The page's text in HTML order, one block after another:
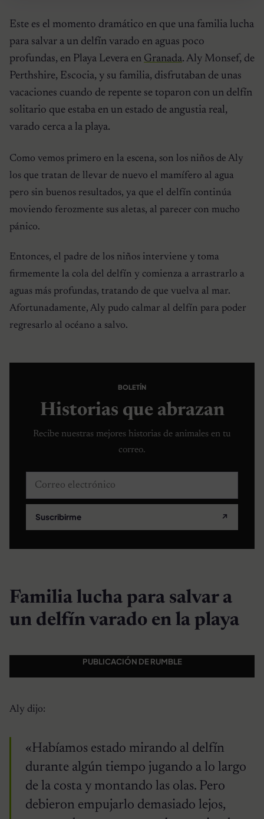
Este es el momento dramático en que una familia lucha
para salvar a un delfín varado en aguas poco
profundas, en Playa Levera en Granada. Aly Monsef, de
Perthshire, Escocia, y su familia, disfrutaban de unas
vacaciones cuando de repente se toparon con un delfín
solitario que estaba en un estado de angustia real,
varado cerca a la playa.
Como vemos primero en la escena, son los niños de Aly
los que tratan de llevar de nuevo el mamífero al agua
pero sin buenos resultados, ya que el delfín continúa
moviendo ferozmente sus aletas, al parecer con mucho
pánico.
Entonces, el padre de los niños interviene y toma
firmemente la cola del delfín y comienza a arrastrarlo a
aguas más profundas, tratando de que vuelva al mar.
Afortunadamente, Aly pudo calmar al delfín para poder
regresarlo al océano a salvo.
BOLETÍN
Historias que abrazan
Recibe nuestras mejores historias de animales en tu
correo.
Correo electrónico
Suscribirme ↗
Familia lucha para salvar a
un delfín varado en la playa
PUBLICACIÓN DE RUMBLE
Aly dijo:
«Habíamos estado mirando al delfín
durante algún tiempo jugando a lo largo
de la costa y montando las olas. Pero
debieron empujarlo demasiado lejos,